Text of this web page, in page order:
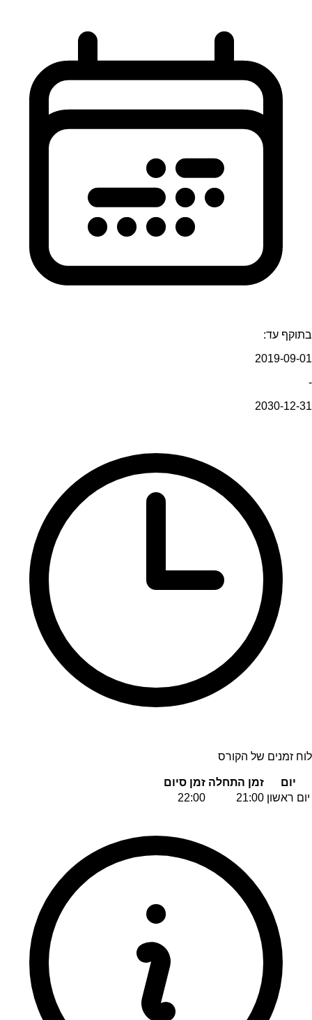
בתוקף עד:
2019-09-01
-
2030-12-31
לוח זמנים של הקורס
יום זמן התחלה זמן סיום
יום ראשון 21:00
22:00